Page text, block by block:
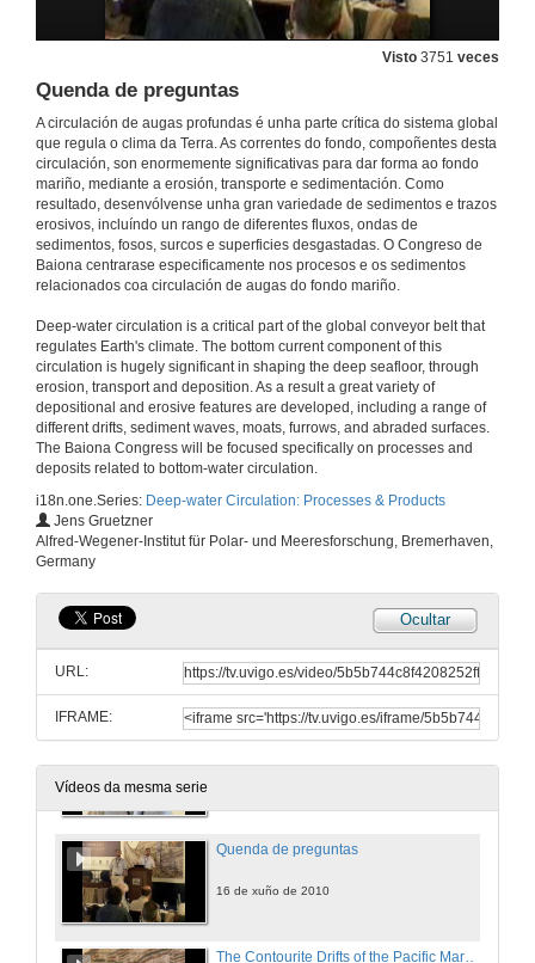
Visto 3751 veces
Quenda de preguntas
A circulación de augas profundas é unha parte crítica do sistema global
que regula o clima da Terra. As correntes do fondo, compoñentes desta
circulación, son enormemente significativas para dar forma ao fondo
mariño, mediante a erosión, transporte e sedimentación. Como
resultado, desenvólvense unha gran variedade de sedimentos e trazos
erosivos, incluíndo un rango de diferentes fluxos, ondas de
sedimentos, fosos, surcos e superficies desgastadas. O Congreso de
Baiona centrarase especificamente nos procesos e os sedimentos
relacionados coa circulación de augas do fondo mariño.
Deep-water circulation is a critical part of the global conveyor belt that
regulates Earth's climate. The bottom current component of this
circulation is hugely significant in shaping the deep seafloor, through
erosion, transport and deposition. As a result a great variety of
depositional and erosive features are developed, including a range of
different drifts, sediment waves, moats, furrows, and abraded surfaces.
The Baiona Congress will be focused specifically on processes and
deposits related to bottom-water circulation.
i18n.one.Series: Deep-water Circulation: Processes & Products
Jens Gruetzner
Alfred-Wegener-Institut für Polar- und Meeresforschung, Bremerhaven,
Germany
Ocultar
URL:
IFRAME:
Vídeos da mesma serie
16 de xuño de 2010
Quenda de preguntas
16 de xuño de 2010
Contouritic Terraces on the Northern Argentina Middle Continental Slope (Southwestern Atlantic)
16 de xuño de 2010
The Contourite Drifts over the Ewing Terrace (NE Argentina, SW Atlantic)
16 de xuño de 2010
16 de xuño de 2010
Seismic Images of Contourites forming Continental Slope Terraces at the Argentine Margin
Quenda de preguntas
16 de xuño de 2010